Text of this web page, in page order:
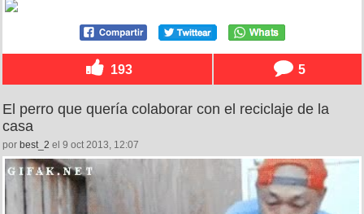
193 5
El perro que quería colaborar con el reciclaje de la
casa
por best_2 el 9 oct 2013, 12:07